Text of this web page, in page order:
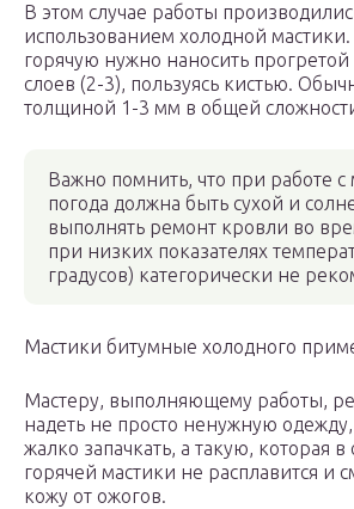
В этом случае работы
использованием холодной
горячую нужно наносить прогретой
слоев (2-3), пользуясь кистью.
толщиной 1-3 мм в общей
Важно помнить, что при работе с
погода должна быть сухой и
выполнять ремонт кровли во
при низких показателях
градусов) категорически не
Мастики битумные холодного
Мастеру, выполняющему работы,
надеть не просто ненужную
жалко запачкать, а такую, которая в
горячей мастики не расплавится и
кожу от ожогов.